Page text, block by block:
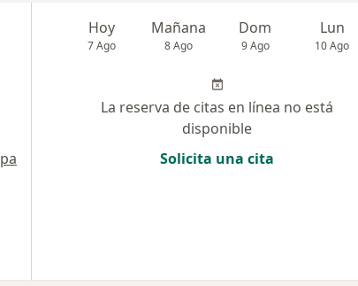
Hoy
7 Ago
Mañana
8 Ago
Dom
9 Ago
Lun
10 Ago
La reserva de citas en línea no está
disponible
Solicita una cita